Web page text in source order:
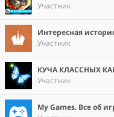
Участник
Интересная
Участник
КУЧА КЛАССНЫХ
Участник
Мy Games. Все об